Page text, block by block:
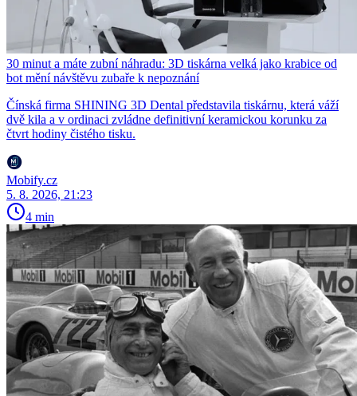
30 minut a máte zubní náhradu: 3D tiskárna velká jako krabice od
bot mění návštěvu zubaře k nepoznání
Čínská firma SHINING 3D Dental představila tiskárnu, která váží
dvě kila a v ordinaci zvládne definitivní keramickou korunku za
čtvrt hodiny čistého tisku.
Mobify.cz
5. 8. 2026, 21:23
4 min